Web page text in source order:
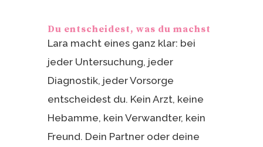
Du entscheidest, was du machst
Lara macht eines ganz klar: bei
jeder Untersuchung, jeder
Diagnostik, jeder Vorsorge
entscheidest du. Kein Arzt, keine
Hebamme, kein Verwandter, kein
Freund. Dein Partner oder deine